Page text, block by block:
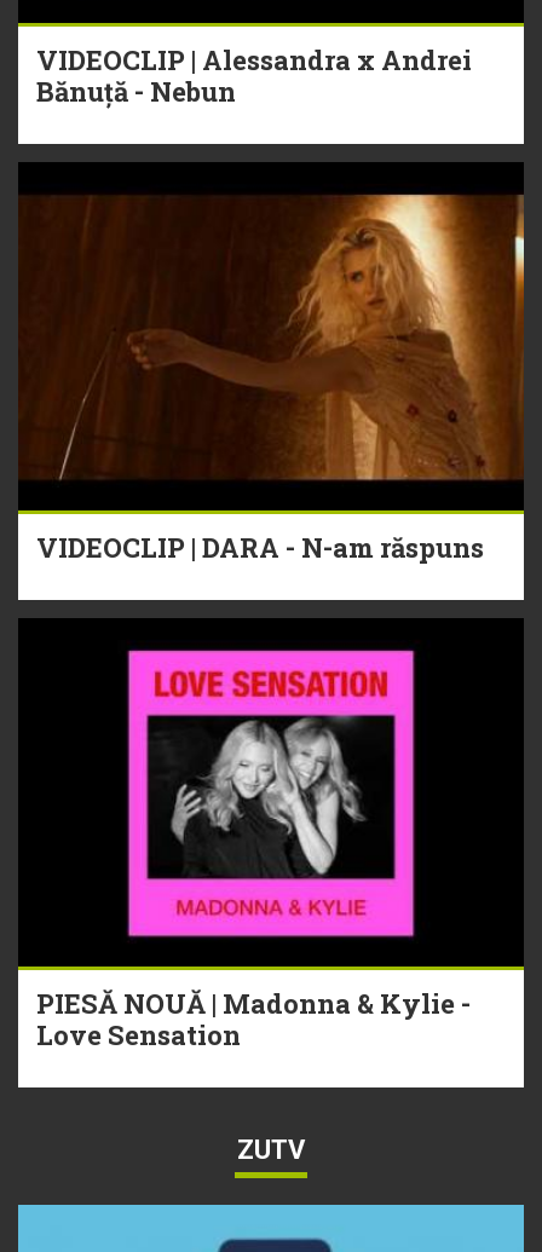
VIDEOCLIP | Alessandra x Andrei
Bănuță - Nebun
VIDEOCLIP | DARA - N-am răspuns
PIESĂ NOUĂ | Madonna & Kylie -
Love Sensation
ZUTV